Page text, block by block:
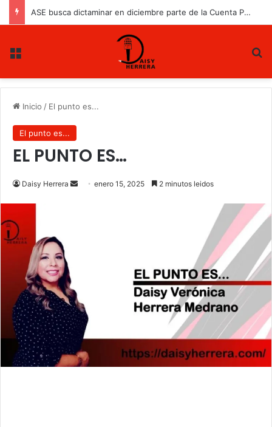
ASE busca dictaminar en diciembre parte de la Cuenta Pública 2025
Inicio / El punto es...
El punto es...
EL PUNTO ES…
Daisy Herrera
a
i
l
enero 15, 2025 2 minutos leidos